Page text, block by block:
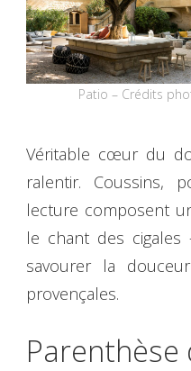
Patio – Crédits
Véritable cœur du
ralentir. Coussins,
lecture composent
le chant des
savourer la
provençales.